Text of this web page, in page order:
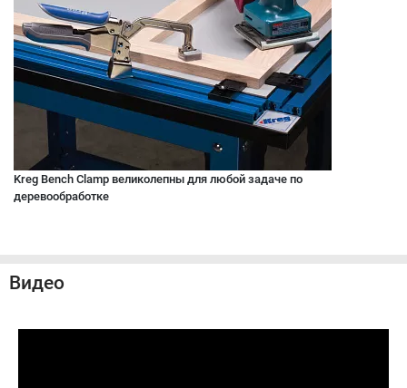
Kreg Bench Clamp великолепны для любой задаче по
деревообработке
Видео